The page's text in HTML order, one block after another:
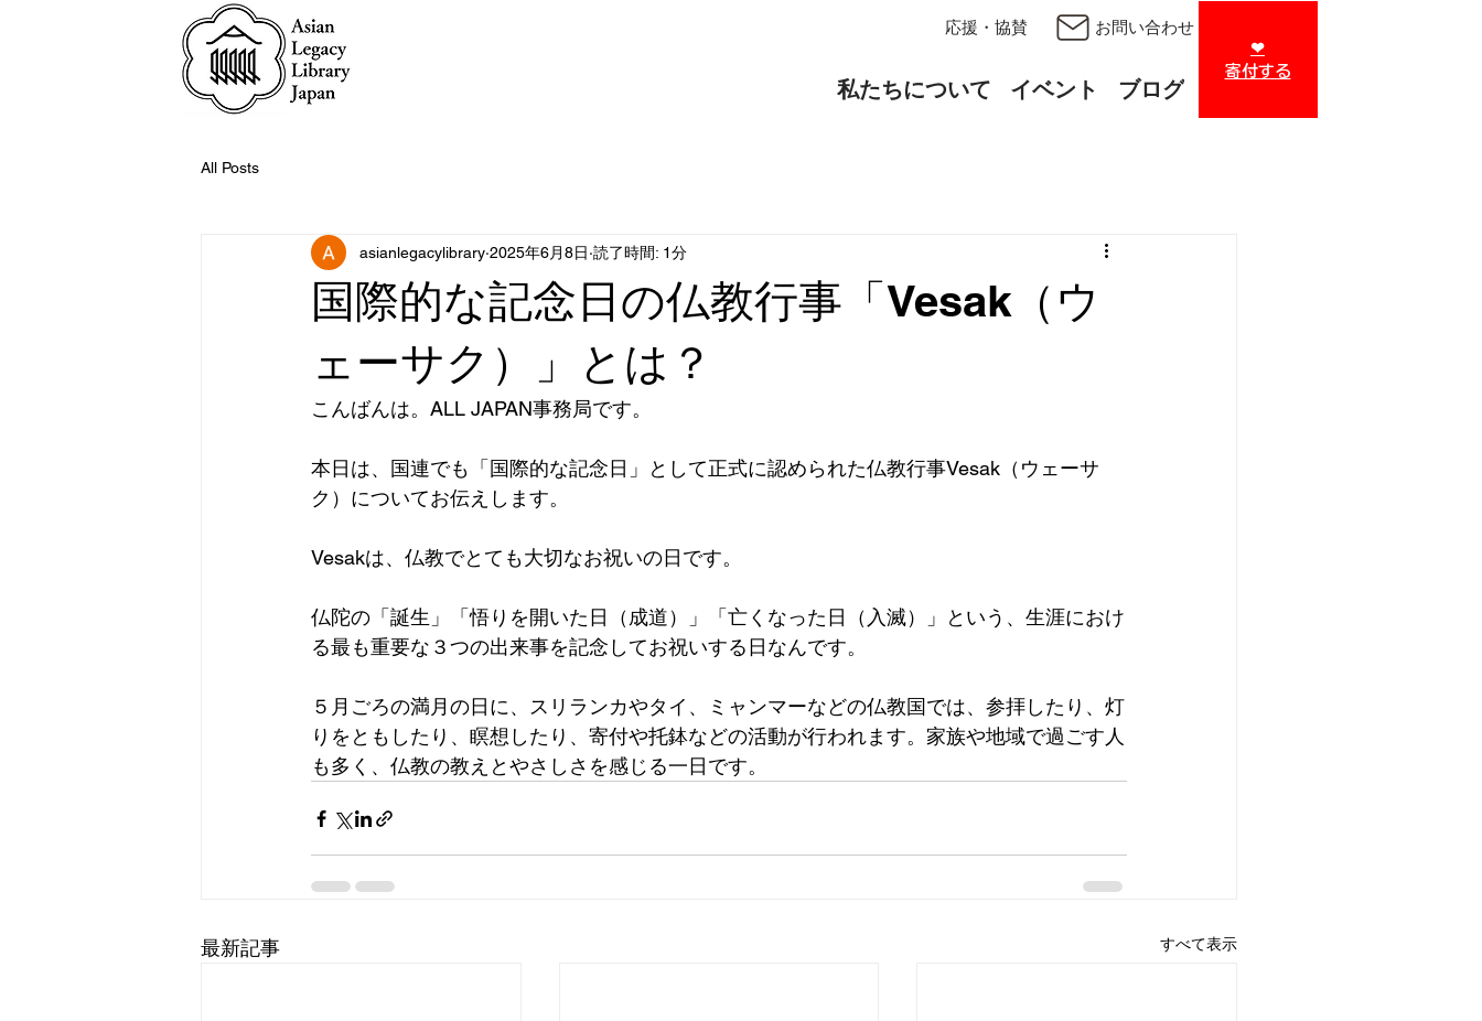
応援・協賛 お問い合わせ
私たちについて イベント ブログ
❤︎
​寄付する
All Posts
国際的な記念日の仏教行事「Vesak（ウ
ェーサク）」とは？
asianlegacylibrary 2025年6月8日 読了時間: 1分
こんばんは。ALL JAPAN事務局です。
本日は、国連でも「国際的な記念日」として正式に認められた仏教行事Vesak（ウェーサ
ク）についてお伝えします。
Vesakは、仏教でとても大切なお祝いの日です。
仏陀の「誕生」「悟りを開いた日（成道）」「亡くなった日（入滅）」という、生涯におけ
る最も重要な３つの出来事を記念してお祝いする日なんです。
５月ごろの満月の日に、スリランカやタイ、ミャンマーなどの仏教国では、参拝したり、灯
りをともしたり、瞑想したり、寄付や托鉢などの活動が行われます。家族や地域で過ごす人
も多く、仏教の教えとやさしさを感じる一日です。
最新記事 すべて表示